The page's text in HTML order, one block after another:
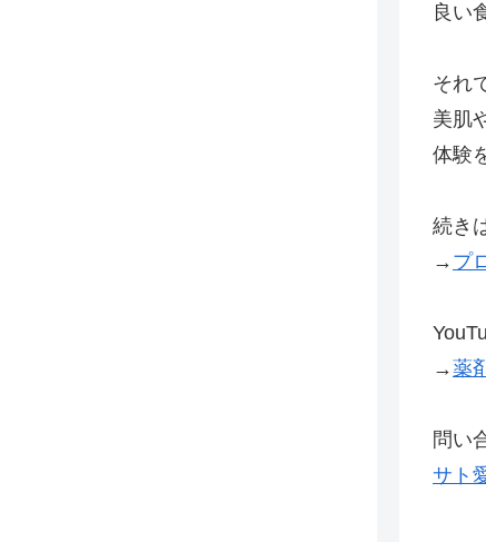
良い
それ
美肌
体験
続き
→ プ
→薬
問い
サト